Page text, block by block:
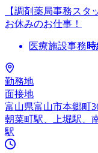
【調剤薬局事務ス
お休みのお仕事！
医療施設事務
勤務地
面接地
富山県富山市本郷町
朝菜町駅、上堀駅、
駅